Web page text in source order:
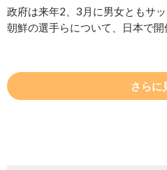
政府は来年2、3月に男女ともサ
朝鮮の選手らについて、日本で
さらに